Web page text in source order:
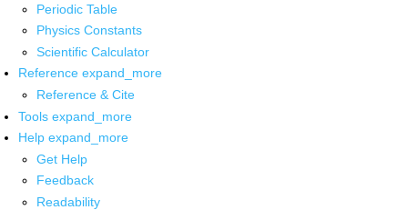
Periodic Table
Physics Constants
Scientific Calculator
Reference expand_more
Reference & Cite
Tools expand_more
Help expand_more
Get Help
Feedback
Readability